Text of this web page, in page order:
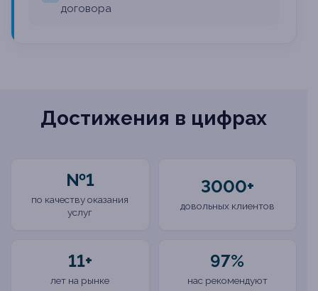
договора
Достижения в цифрах
№1
по качеству оказания
услуг
3000+
довольных клиентов
11+
лет на рынке
97%
нас рекомендуют